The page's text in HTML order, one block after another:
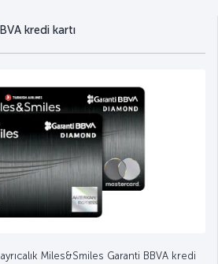
kredi kartı
Miles&Smiles Garanti BBVA kredi